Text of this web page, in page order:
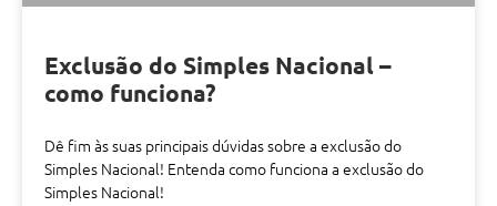
Exclusão do Simples Nacional –
como funciona?
Dê fim às suas principais dúvidas sobre a exclusão do
Simples Nacional! Entenda como funciona a exclusão do
Simples Nacional!